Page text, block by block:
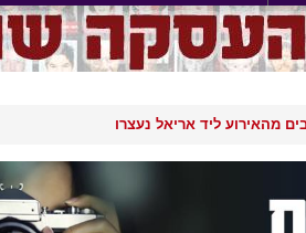
מהאירוע ליד אריאל נעצרו